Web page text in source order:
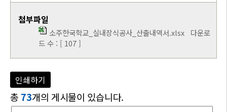
첨부파일
소주한국학교_실내장식공사_산출내역서.xlsx 다운로
드 수 : [ 107 ]
인쇄하기
총 73개의 게시물이 있습니다.